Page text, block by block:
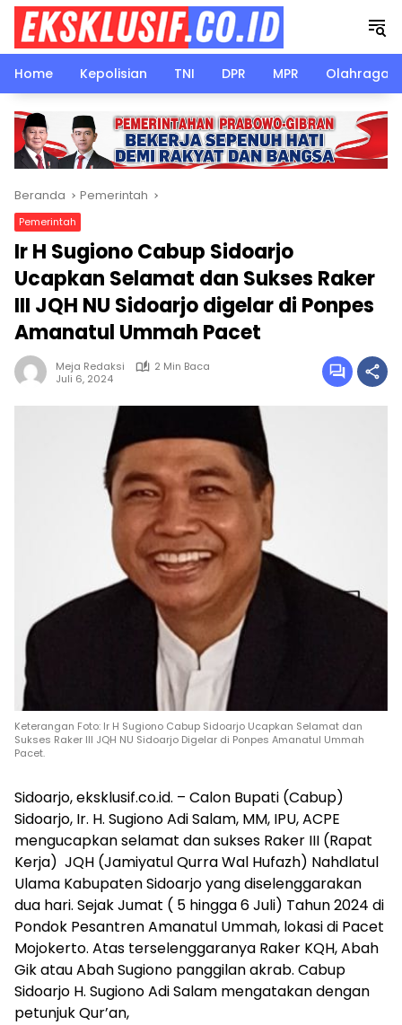
Langsung
konten
Home
Kepolisian TNI DPR MPR Olahraga
Beranda Pemerintah
Pemerintah
Ir H Sugiono Cabup Sidoarjo
Ucapkan Selamat dan Sukses Raker
III JQH NU Sidoarjo digelar di Ponpes
Amanatul Ummah Pacet
Meja Redaksi
2 Min Baca
Juli 6, 2024
Keterangan Foto: Ir H Sugiono Cabup Sidoarjo Ucapkan Selamat dan
Sukses Raker III JQH NU Sidoarjo Digelar di Ponpes Amanatul Ummah
Pacet.
Sidoarjo, eksklusif.co.id. – Calon Bupati (Cabup)
Sidoarjo, Ir. H. Sugiono Adi Salam, MM, IPU, ACPE
mengucapkan selamat dan sukses Raker III (Rapat
Kerja) JQH (Jamiyatul Qurra Wal Hufazh) Nahdlatul
Ulama Kabupaten Sidoarjo yang diselenggarakan
dua hari. Sejak Jumat ( 5 hingga 6 Juli) Tahun 2024 di
Pondok Pesantren Amanatul Ummah, lokasi di Pacet
Mojokerto. Atas terselenggaranya Raker KQH, Abah
Gik atau Abah Sugiono panggilan akrab. Cabup
Sidoarjo H. Sugiono Adi Salam mengatakan dengan
petunjuk Qur’an,